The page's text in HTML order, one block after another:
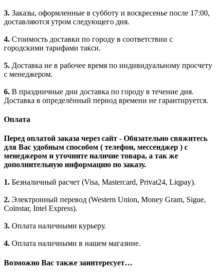
3. Заказы, оформленные в субботу и воскресенье после 17:00,
доставляются утром следующего дня.
4. Стоимость доставки по городу в соответствии с
городскими тарифами такси.
5. Доставка не в рабочее время по индивидуальному просчету
с менеджером.
6. В праздничные дни доставка по городу в течение дня.
Доставка в определённый период времени не гарантируется.
Оплата
Перед оплатой заказа через сайт - Обязательно свяжитесь
для Вас удобным способом ( телефон, мессенджер ) с
менеджером и уточните наличие товара, а так же
дополнительную информацию по заказу.
1. Безналичный расчет (Visa, Mastercard, Privat24, Liqpay).
2. Электронный перевод (Western Union, Money Gram, Sigue,
Coinstar, Intel Express).
3. Оплата наличными курьеру.
4. Оплата наличными в нашем магазине.
Возможно Вас также заинтересует…